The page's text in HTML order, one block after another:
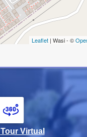
Leaflet | Wasi - ©
Tour Virtual